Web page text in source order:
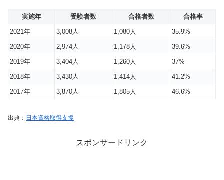
実施年 受験者数 合格者数
合格率
2021年
3,008人 1,080人
35.9%
2020年
2,974人 1,178人
39.6%
2019年
3,404人 1,260人
37%
2018年
3,430人 1,414人
41.2%
2017年
3,870人 1,805人 46.6%
出典： 日本資格取得支援
スポンサードリンク